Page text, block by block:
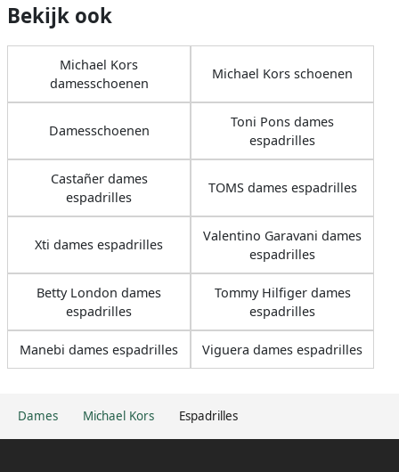
Dames Michael Kors Espadrilles
Bekijk ook
Michael Kors
damesschoenen
Michael Kors schoenen
Damesschoenen
Toni Pons dames
espadrilles
Castañer dames
espadrilles
TOMS dames espadrilles
Xti dames espadrilles
Valentino Garavani dames
espadrilles
Betty London dames
espadrilles
Tommy Hilfiger dames
espadrilles
Manebi dames espadrilles Viguera dames espadrilles